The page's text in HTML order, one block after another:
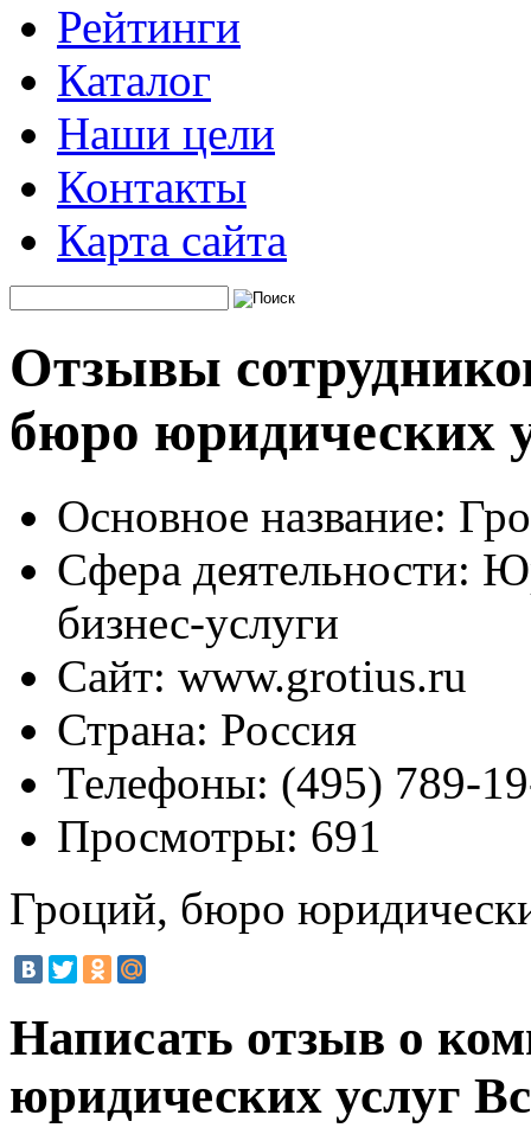
Рейтинги
Каталог
Наши цели
Контакты
Карта сайта
Отзывы
бюро юридических
Основное название:
Сфера деятельности:
бизнес-услуги
Сайт: www.grotius.ru
Страна: Россия
Телефоны: (495) 789-
Просмотры: 691
Гроций, бюро
Написать отзыв о
юридических услуг